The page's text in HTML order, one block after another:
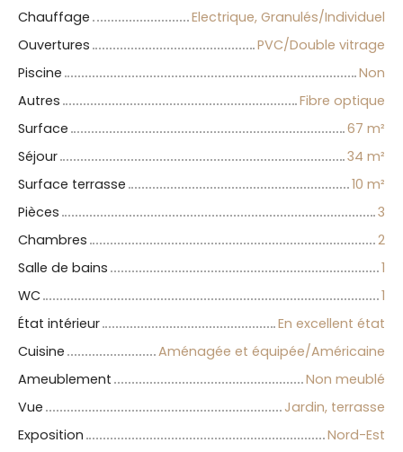
Chauffage
Electrique, Granulés/Individuel
Ouvertures
PVC/Double vitrage
Piscine
Non
Autres
Fibre optique
Surface
67 m²
Séjour
34 m²
Surface terrasse
10 m²
Pièces
3
Chambres
2
Salle de bains
1
WC
1
État intérieur
En excellent état
Cuisine
Aménagée et équipée/Américaine
Ameublement
Non meublé
Vue
Jardin, terrasse
Exposition
Nord-Est